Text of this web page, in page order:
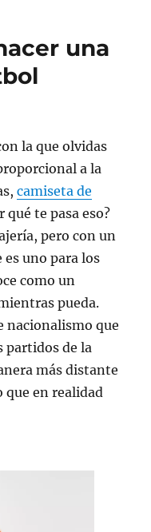
una
la que olvidas
a la
camiseta de
qué te pasa eso?
pero con un
uno para los
como un
pueda.
nacionalismo que
partidos de la
más distante
que en realidad